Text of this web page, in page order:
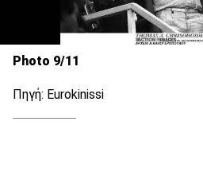
Photo 9/11
Πηγή: Eurokinissi